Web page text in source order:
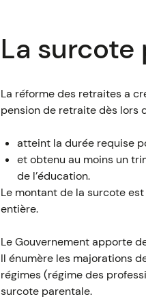
La surcote
La réforme des retraites a
pension de retraite dès lors
atteint la durée requise
et obtenu au moins un
de l’éducation.
Le montant de la surcote
entière.
Le Gouvernement apporte
Il énumère les majorations
régimes (régime des
surcote parentale.